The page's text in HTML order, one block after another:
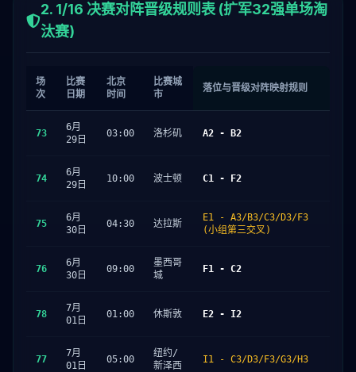
2. 1/16 决赛对阵晋级规则表 (扩军32强单场淘
汰赛)
场
次
比赛
日期
北京
时间
比赛城
市
落位与晋级对阵映射规则
73
6月
29日
03:00 洛杉矶 A2 - B2
74
6月
29日
10:00 波士顿 C1 - F2
75
6月
30日
04:30 达拉斯
E1 - A3/B3/C3/D3/F3
(小组第三交叉)
76
6月
30日
09:00
墨西哥
城
F1 - C2
78
7月
01日
01:00 休斯敦 E2 - I2
77
7月
01日
05:00
纽约/
新泽西
I1 - C3/D3/F3/G3/H3